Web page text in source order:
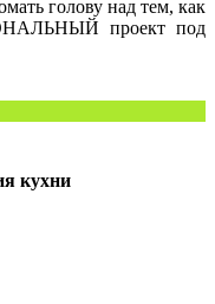
голову над тем, как
проект под
кухни